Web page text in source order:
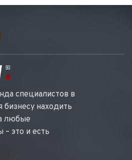
специалистов в
находить
любые
это и есть